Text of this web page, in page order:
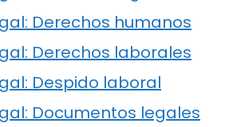
Derechos humanos
Derechos laborales
Despido laboral
Documentos legales